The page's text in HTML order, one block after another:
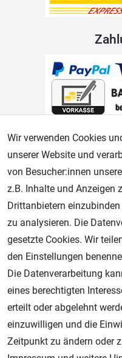
AGB Widerrufsrecht
Unsere weiteren Shops:
Wir verwenden Cookies
unserer Website und
von Besucher:innen
z.B. Inhalte und Anzeigen
Drittanbietern
zu analysieren. Die
gesetzte Cookies. Wir
den Einstellungen
Die Datenverarbeitung
eines berechtigten
erteilt oder abgelehnt
einzuwilligen und die
Zeitpunkt zu ändern oder